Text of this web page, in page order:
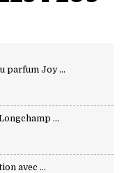
parfum Joy ...
...
avec ...